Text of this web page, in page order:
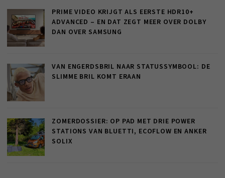
PRIME VIDEO KRIJGT ALS EERSTE HDR10+
ADVANCED – EN DAT ZEGT MEER OVER DOLBY
DAN OVER SAMSUNG
VAN ENGERDSBRIL NAAR STATUSSYMBOOL: DE
SLIMME BRIL KOMT ERAAN
ZOMERDOSSIER: OP PAD MET DRIE POWER
STATIONS VAN BLUETTI, ECOFLOW EN ANKER
SOLIX